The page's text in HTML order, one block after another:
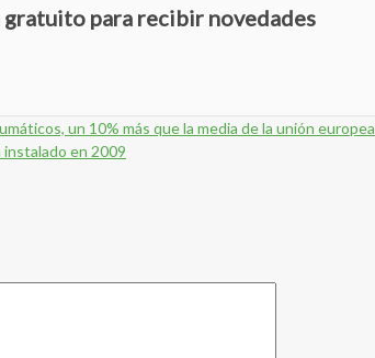
para recibir novedades
un 10% más que la media de la unión europea
instalado en 2009